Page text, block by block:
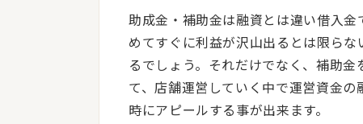
助成金・補助金は融資とは違い借入
めてすぐに利益が沢山出るとは限ら
るでしょう。それだけでなく、補助
て、店舗運営していく中で運営資金
時にアピールする事が出来ます。